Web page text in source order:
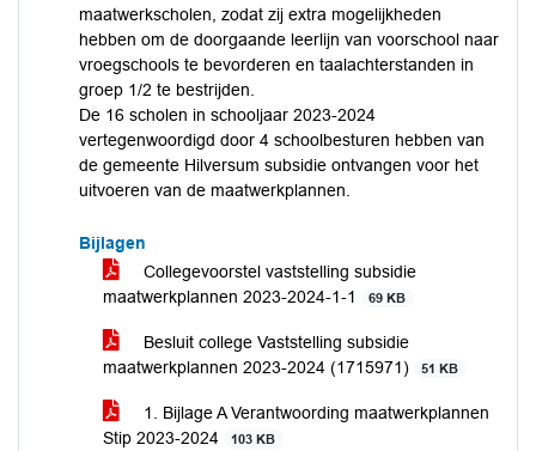
maatwerkscholen, zodat zij extra mogelijkheden
hebben om de doorgaande leerlijn van voorschool naar
vroegschools te bevorderen en taalachterstanden in
groep 1/2 te bestrijden.
De 16 scholen in schooljaar 2023-2024
vertegenwoordigd door 4 schoolbesturen hebben van
de gemeente Hilversum subsidie ontvangen voor het
uitvoeren van de maatwerkplannen.
Bijlagen
Collegevoorstel vaststelling subsidie
maatwerkplannen 2023-2024-1-1
69 KB
Besluit college Vaststelling subsidie
maatwerkplannen 2023-2024 (1715971)
51 KB
1. Bijlage A Verantwoording maatwerkplannen
Stip 2023-2024
103 KB